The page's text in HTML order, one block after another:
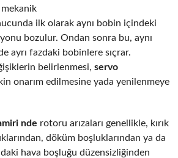
mekanik
ilk olarak aynı bobin içindeki
bozulur. Ondan sonra bu, aynı
ayrı fazdaki bobinlere sıçrar.
belirlenmesi, servo
onarım edilmesine yada yenilenmeye
nde rotoru arızaları genellikle, kırık
döküm boşluklarından ya da
hava boşluğu düzensizliğinden